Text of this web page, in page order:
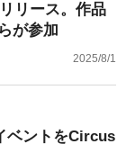
リース。作品
が参加
2025/8/1
ベントをCircus